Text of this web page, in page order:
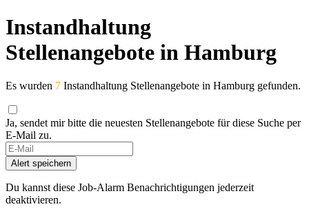
Instandhaltung
Stellenangebote in Hamburg
Es wurden 7 Instandhaltung Stellenangebote in Hamburg gefunden.
Ja, sendet mir bitte die neuesten Stellenangebote für diese Suche per
E-Mail zu.
Alert speichern
Du kannst diese Job-Alarm Benachrichtigungen jederzeit
deaktivieren.